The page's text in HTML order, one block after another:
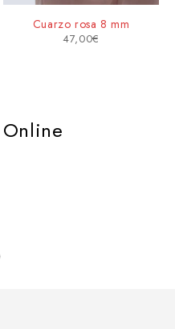
Cuarzo rosa 8 mm
47,00€